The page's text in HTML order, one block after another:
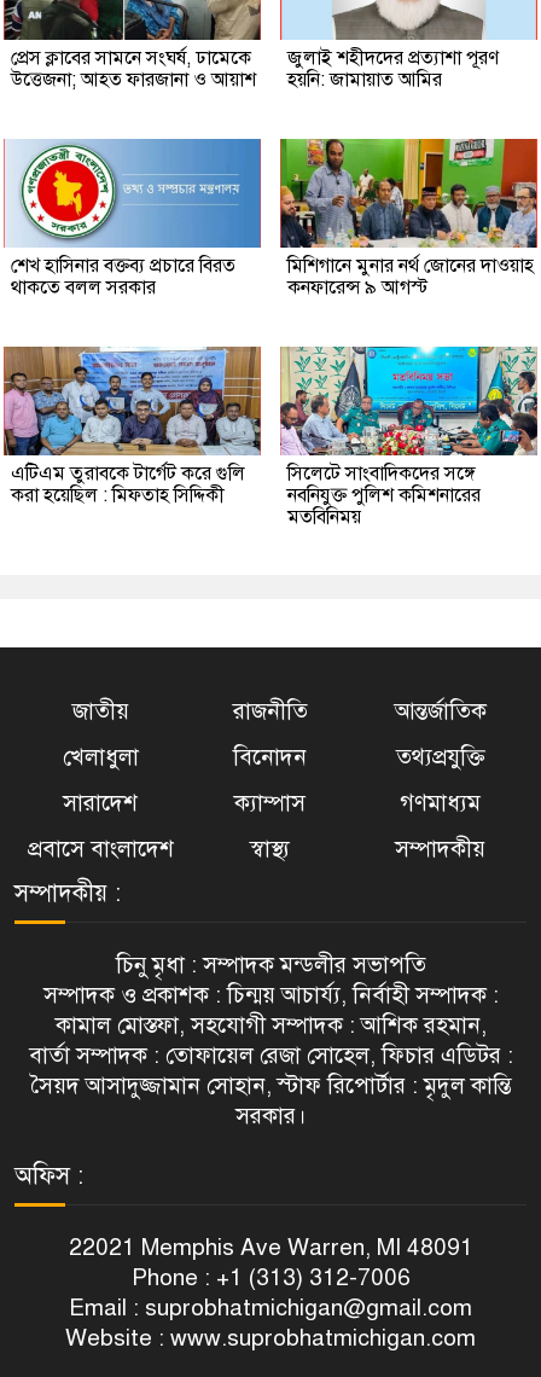
প্রেস ক্লাবের সামনে সংঘর্ষ, ঢামেকে
উত্তেজনা; আহত ফারজানা ও আয়াশ
জুলাই শহীদদের প্রত্যাশা পূরণ
হয়নি: জামায়াত আমির
শেখ হাসিনার বক্তব্য প্রচারে বিরত
থাকতে বলল সরকার
মিশিগানে মুনার নর্থ জোনের দাওয়াহ
কনফারেন্স ৯ আগস্ট
এটিএম তুরাবকে টার্গেট করে গুলি
করা হয়েছিল : মিফতাহ সিদ্দিকী
সিলেটে সাংবাদিকদের সঙ্গে
নবনিযুক্ত পুলিশ কমিশনারের
মতবিনিময়
জাতীয় রাজনীতি
আন্তর্জাতিক
খেলাধুলা
বিনোদন
তথ্যপ্রযুক্তি
সারাদেশ
ক্যাম্পাস
গণমাধ্যম
প্রবাসে বাংলাদেশ
স্বাস্থ্য সম্পাদকীয়
সম্পাদকীয় :
চিনু মৃধা : সম্পাদক মন্ডলীর সভাপতি
সম্পাদক ও প্রকাশক : চিন্ময় আচার্য্য, নির্বাহী সম্পাদক :
কামাল মোস্তফা, সহযোগী সম্পাদক : আশিক রহমান,
বার্তা সম্পাদক : তোফায়েল রেজা সোহেল, ফিচার এডিটর :
সৈয়দ আসাদুজ্জামান সোহান, স্টাফ রিপোর্টার : মৃদুল কান্তি
সরকার।
অফিস :
22021 Memphis Ave Warren, MI 48091
Phone : +1 (313) 312-7006
Email : suprobhatmichigan@gmail.com
Website : www.suprobhatmichigan.com